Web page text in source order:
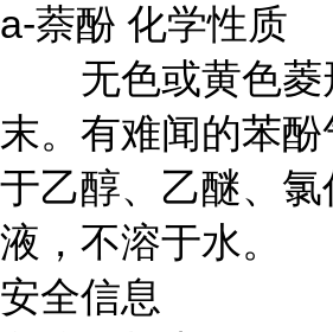
a-萘酚 化学性质
无色或黄色菱
末。有难闻的苯
于乙醇、乙醚、
液，不溶于水。
安全信息